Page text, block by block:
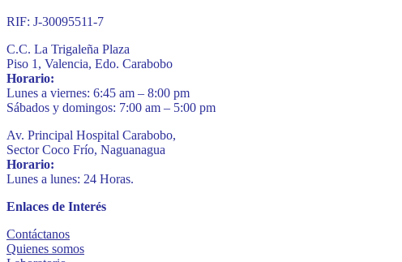
RIF: J-30095511-7
C.C. La Trigaleña Plaza
Piso 1, Valencia, Edo. Carabobo
Horario:
Lunes a viernes: 6:45 am – 8:00 pm
Sábados y domingos: 7:00 am – 5:00 pm
Av. Principal Hospital Carabobo,
Sector Coco Frío, Naguanagua
Horario:
Lunes a lunes: 24 Horas.
Enlaces de Interés
Contáctanos
Quienes somos